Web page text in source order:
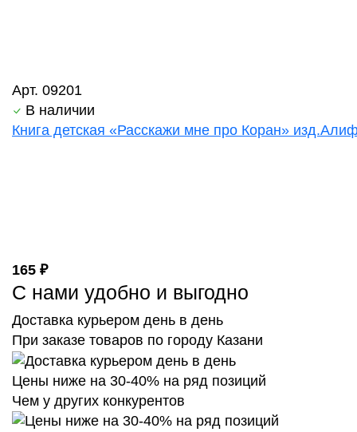
Арт. 09201
В наличии
Книга детская «Расскажи мне про Коран»
165 ₽
С нами удобно и выгодно
Доставка курьером день в день
При заказе товаров по городу Казани
Цены ниже на 30-40% на ряд позиций
Чем у других конкурентов